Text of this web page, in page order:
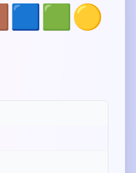
🟦 🟩 🟡